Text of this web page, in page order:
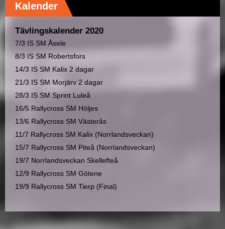
Kalender
Tävlingskalender 2020
7/3 IS SM Åsele
8/3 IS SM Robertsfors
14/3 IS SM Kalix 2 dagar
21/3 IS SM Morjärv 2 dagar
28/3 IS SM Sprint Luleå
16/5 Rallycross SM Höljes
13/6 Rallycross SM Västerås
11/7 Rallycross SM Kalix (Norrlandsveckan)
15/7 Rallycross SM Piteå (Norrlandsveckan)
19/7 Norrlandsveckan Skellefteå
12/9 Rallycross SM Götene
19/9 Rallycross SM Tierp (Final)